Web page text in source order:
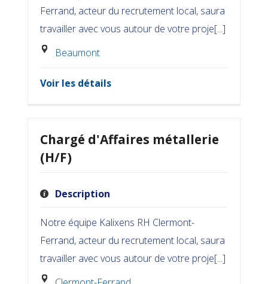
Ferrand, acteur du recrutement local, saura
travailler avec vous autour de votre proje[...]
Beaumont
Voir les détails
Chargé d'Affaires métallerie
(H/F)
Description
Notre équipe Kalixens RH Clermont-
Ferrand, acteur du recrutement local, saura
travailler avec vous autour de votre proje[...]